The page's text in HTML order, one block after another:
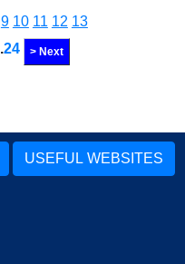
9 10 11 12 13
24 > Next
USEFUL WEBSITES